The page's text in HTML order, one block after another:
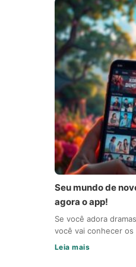
Seu mundo de
agora o app!
Se você adora
você vai conhecer
Leia mais